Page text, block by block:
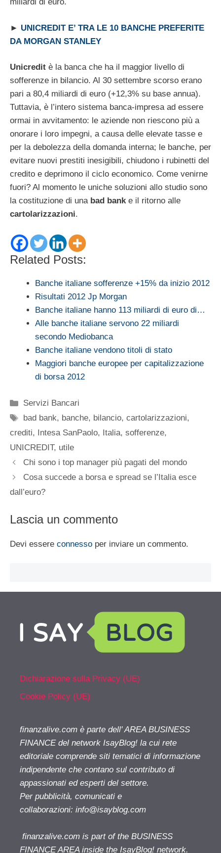
miliardi di euro.
► UNICREDIT E’ TRA LE 10 BANCHE PREFERITE
DA MORGAN STANLEY
Unicredit è la banca che ha il maggior livello di
sofferenze in bilancio. Al 30 settembre scorso erano
pari a 80,4 miliardi di euro (+12,3% su base annua).
Tuttavia, è l’intero sistema banca-impresa ad essere
ormai in avvitamento: le aziende non riescono più a
onorare i loro impegni, a causa delle elevate tasse e
per la debolezza della domanda interna; le banche, per
evitare nuovi prestiti inesigibili, chiudono i rubinetti del
credito e deprimono il ciclo economico. Come venirne
fuori? Al momento le uniche soluzioni allo studio sono
la costituzione di una bad bank e il ritorno alle
cartolarizzazioni.
Related Posts:
Banche italiane sofferenze +15% da inizio 2012
Risultati 2012 Jp Morgan
Banche italiane hanno 113 miliardi di euro di…
Alle banche italiane servono 22 miliardi
secondo Mediobanca
Banche italiane vendono titoli di stato
Maggiori banche europee per capitalizzazione
di borsa 2012
Categorie
Servizi Bancari
Tag
bad bank, banche, bilancio,cartolarizzazioni,
crediti, Intesa SanPaolo, Italia, sofferenze,
UNICREDIT, utile
Chi sono i top manager più pagati del mondo
Cosa succede a borsa e spread se l’Italia esce
dall’euro?
Lascia un commento
Devi essere connesso per inviare un commento.
Dichiarazione sulla Privacy (UE)
Cookie Policy (UE)
finanzalive.com è parte dell' AREA BUSINESS
FINANCE del network IsayBlog! la cui rete
editoriale comprende siti tematici di informazione
indipendente che contano sul contributo di
appassionati ed esperti del settore.
Per pubblicità, comunicati e
collaborazioni: info@isayblog.com
finanzalive.com is part of the BUSINESS
FINANCE AREA inside the IsayBlog! network.